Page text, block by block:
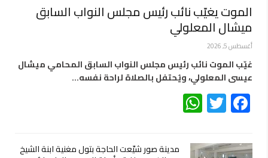
الموت يغيّب نائب رئيس مجلس النواب السابق
ميشال المعلولي
أغسطس 5, 2026
غيّب الموت نائب رئيس مجلس النواب السابق المحامي ميشال
عيسى المعلولي، ويُحتفل بالصلاة لراحة نفسه…
Facebook
Twitter
مدينة صور شيّعت الحاجة بتول مغنية ابنة الشيخ